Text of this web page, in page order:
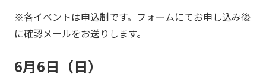
※各イベントは申込制です。フォームにてお申し込み後
に確認メールをお送りします。
6月6日（日）